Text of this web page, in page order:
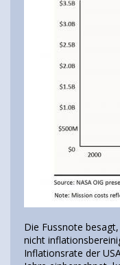
Die Fussnote
nicht
Inflationsrate der